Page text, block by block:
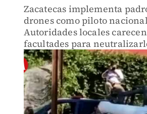
Zacatecas implementa
drones como piloto
Autoridades locales
facultades para
medidas ante uso criminal
control aéreo sigue siendo
federal.